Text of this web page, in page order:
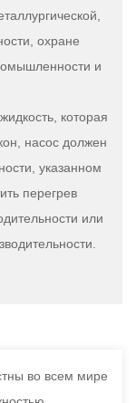
охране
и
которая
насос должен
указанном
перегрев
или
во всем мире